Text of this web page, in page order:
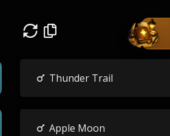
Thunder Trail
Apple Moon